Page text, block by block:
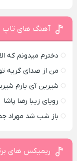
آهنگ های تاپ
دخترم میدونم که
من از صدای گريه
شیرین آی یارم
رویای زیبا رضا پاشا
باز شب شد مهراد
ریمیکس های